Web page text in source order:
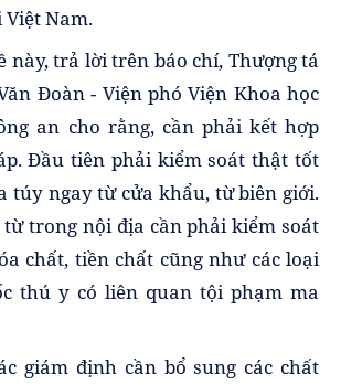
Nam.
này, trả lời trên báo chí, Thượng tá
Đoàn - Viện phó Viện Khoa học
an cho rằng, cần phải kết hợp
Đầu tiên phải kiểm soát thật tốt
túy ngay từ cửa khẩu, từ biên giới.
trong nội địa cần phải kiểm soát
chất, tiền chất cũng như các loại
thú y có liên quan tội phạm ma
giám định cần bổ sung các chất